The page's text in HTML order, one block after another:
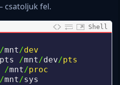
csatoljuk fel.
Shell
/mnt/dev
pts /mnt/dev/pts
/mnt/proc
/mnt/sys